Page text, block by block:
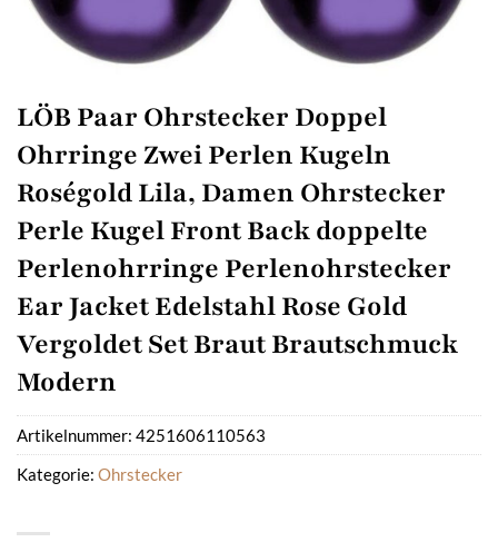
LÖB Paar Ohrstecker Doppel
Ohrringe Zwei Perlen Kugeln
Roségold Lila, Damen Ohrstecker
Perle Kugel Front Back doppelte
Perlenohrringe Perlenohrstecker
Ear Jacket Edelstahl Rose Gold
Vergoldet Set Braut Brautschmuck
Modern
Artikelnummer: 4251606110563
Kategorie: Ohrstecker